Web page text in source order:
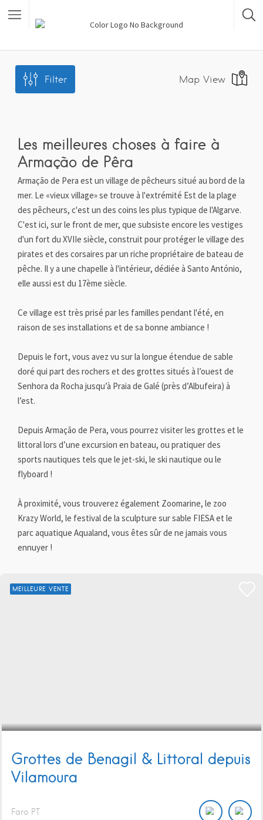
Filter Map View
Les meilleures choses à faire à
Armação de Pêra
Armação de Pera est un village de pêcheurs situé au bord de la
mer. Le «vieux village» se trouve à l'extrémité Est de la plage
des pêcheurs, c'est un des coins les plus typique de l'Algarve.
C'est ici, sur le front de mer, que subsiste encore les vestiges
d'un fort du XVIIe siècle, construit pour protéger le village des
pirates et des corsaires par un riche propriétaire de bateau de
pêche. Il y a une chapelle à l'intérieur, dédiée à Santo António,
elle aussi est du 17ème siècle.
Ce village est très prisé par les familles pendant l'été, en
raison de ses installations et de sa bonne ambiance !
Depuis le fort, vous avez vu sur la longue étendue de sable
doré qui part des rochers et des grottes situés à l’ouest de
Senhora da Rocha jusqu’à Praia de Galé (près d’Albufeira) à
l’est.
Depuis Armação de Pera, vous pourrez visiter les grottes et le
littoral lors d’une excursion en bateau, ou pratiquer des
sports nautiques tels que le jet-ski, le ski nautique ou le
flyboard !
À proximité, vous trouverez également Zoomarine, le zoo
Krazy World, le festival de la sculpture sur sable FIESA et le
parc aquatique Aqualand, vous êtes sûr de ne jamais vous
ennuyer !
MEILLEURE VENTE
Grottes de Benagil & Littoral depuis
Vilamoura
Faro PT